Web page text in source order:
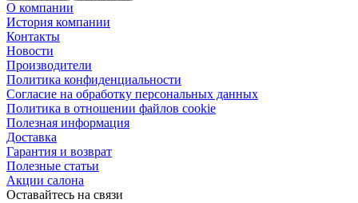
О компании
История компании
Контакты
Новости
Производители
Политика конфиденциальности
Согласие на обработку персональных данных
Политика в отношении файлов cookie
Полезная информация
Доставка
Гарантия и возврат
Полезные статьи
Акции салона
Оставайтесь на связи